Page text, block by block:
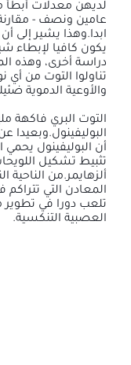
لديهن معدلات أبطأ
عامين ونصف - مقارنة
ابدا.وهذا يشير إلى
يكون كافيا لإبطاء
دراسة أخرى، وهذه
تناولوا التوت من
والأوعية الدموية
التوت البري فاكهة
أن البوليفينول
تثبيط تشكيل
ألزهايمر.من
المعادن التي
تلعب دورا في تطوير
العصبية التنكسية.